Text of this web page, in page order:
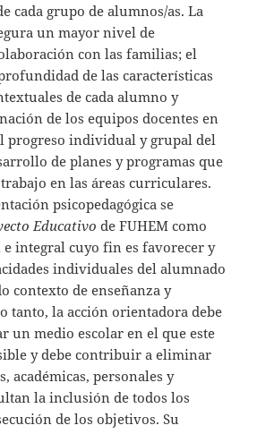
cada grupo de alumnos/as. La
un mayor nivel de
con las familias; el
de las características
de cada alumno y
de los equipos docentes en
progreso individual y grupal del
de planes y programas que
en las áreas curriculares.
psicopedagógica se
Educativo de FUHEM como
e integral cuyo fin es favorecer y
individuales del alumnado
contexto de enseñanza y
tanto, la acción orientadora debe
un medio escolar en el que este
y debe contribuir a eliminar
académicas, personales y
la inclusión de todos los
de los objetivos. Su